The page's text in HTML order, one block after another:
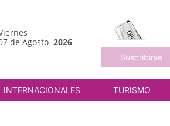
de Agosto 2026
Suscribirse
INTERNACIONALES TURISMO